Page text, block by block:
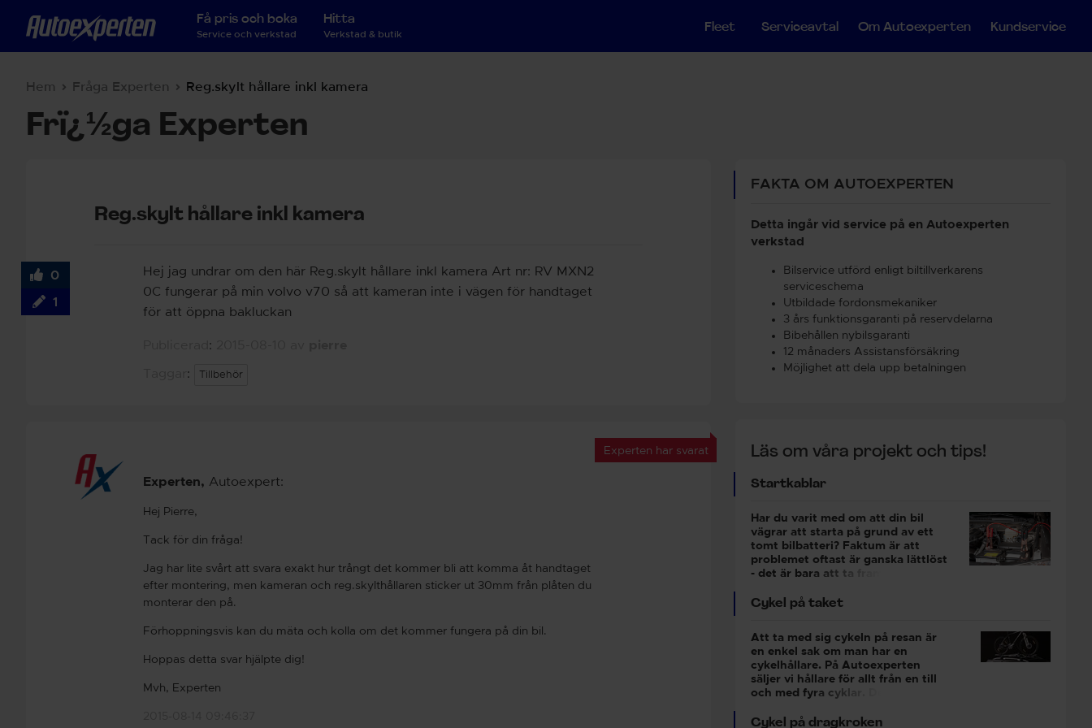
Få pris och boka
Service och verkstad
Hitta
Verkstad & butik Fleet Serviceavtal Om Autoexperten Kundservice
Hem Fråga Experten Reg.skylt hållare inkl kamera
Frï¿½ga Experten
Reg.skylt hållare inkl kamera
0
1
Hej jag undrar om den här Reg.skylt hållare inkl kamera Art nr: RV MXN2
0C fungerar på min volvo v70 så att kameran inte i vägen för handtaget
för att öppna bakluckan
:
: Tillbehör
Experten har svarat
Experten, Autoexpert:
Hej Pierre,
Tack för din fråga!
Jag har lite svårt att svara exakt hur trångt det kommer bli att komma åt handtaget
efter montering, men kameran och reg.skylthållaren sticker ut 30mm från plåten du
monterar den på.
Förhoppningsvis kan du mäta och kolla om det kommer fungera på din bil.
Hoppas detta svar hjälpte dig!
Mvh, Experten
FAKTA OM AUTOEXPERTEN
Detta ingår vid service på en Autoexperten
verkstad
Bilservice utförd enligt biltillverkarens
serviceschema
Utbildade fordonsmekaniker
3 års funktionsgaranti på reservdelarna
Bibehållen nybilsgaranti
12 månaders Assistansförsäkring
Möjlighet att dela upp betalningen
Läs om våra projekt och tips!
Startkablar
Har du varit med om att din bil
vägrar att starta på grund av ett
tomt bilbatteri? Faktum är att
problemet oftast är ganska lättlöst
- det är bara att ta fram
ha i din bil.Äger du inga kablar?
när de behövs som mest. Att starta
en bil med startkablar är en
manöver alla kan utföra, och är ett
enkelt sätt att få igång
motorn.Ibland kan det upplevas lite
Cykel på taket
Att ta med sig cykeln på resan är
en enkel sak om man har en
cykelhållare. På Autoexperten
säljer vi hållare för allt från en till
och med fyra cyklar. Den
montera cykelhållare på
Cykel på dragkroken